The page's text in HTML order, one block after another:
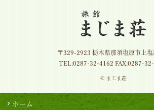
〒329-2923 栃木県那須塩原市上塩
TEL:0287-32-4162 FAX:0287-
© まじま荘
ホーム